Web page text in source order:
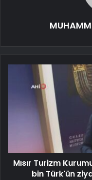
Mısır Turizm
bin Türk'ün